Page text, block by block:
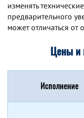
изменять
предварительного
может отличаться от
Цены и
Исполнение